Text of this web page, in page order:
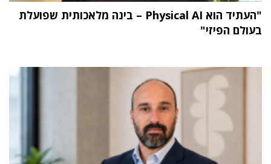
"העתיד הוא Physical AI – בינה מלאכותית שפועלת
בעולם הפיזי"